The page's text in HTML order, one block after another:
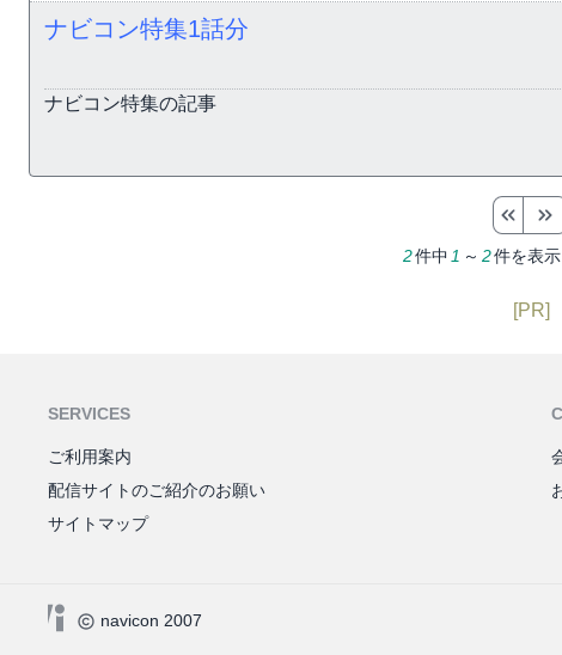
ナビコン特集1話分
ナビコン特集の記事
2件中 1 ～ 2件を表示
[PR]
SERVICES
ご利用案内
配信サイトのご紹介のお願い
サイトマップ
navicon 2007